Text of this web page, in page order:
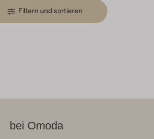
Filtern und sortieren
bei Omoda